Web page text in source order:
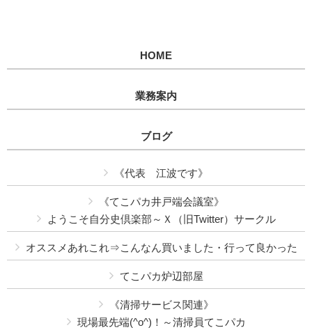
HOME
業務案内
ブログ
《代表 江波です》
《てこパカ井戸端会議室》
ようこそ自分史倶楽部～Ｘ（旧Twitter）サークル
オススメあれこれ⇒こんなん買いました・行って良かった
てこパカ炉辺部屋
《清掃サービス関連》
現場最先端(^o^)！～清掃員てこパカ